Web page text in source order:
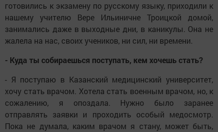
готовились к экзамену по русскому языку, приходили к
нашему учителю Вере Ильиничне Троицкой домой,
занимались даже в выходные дни, в каникулы. Она не
жалела на нас, своих учеников, ни сил, ни времени.
- Куда ты собираешься поступать, кем хочешь стать?
- Я поступаю в Казанский медицинский университет,
хочу стать врачом. Хотела стать военным врачом, но, к
сожалению, я опоздала. Нужно было заранее
отправлять заявки и проходить особый медосмотр.
Пока не думала, каким врачом я стану, может быть,